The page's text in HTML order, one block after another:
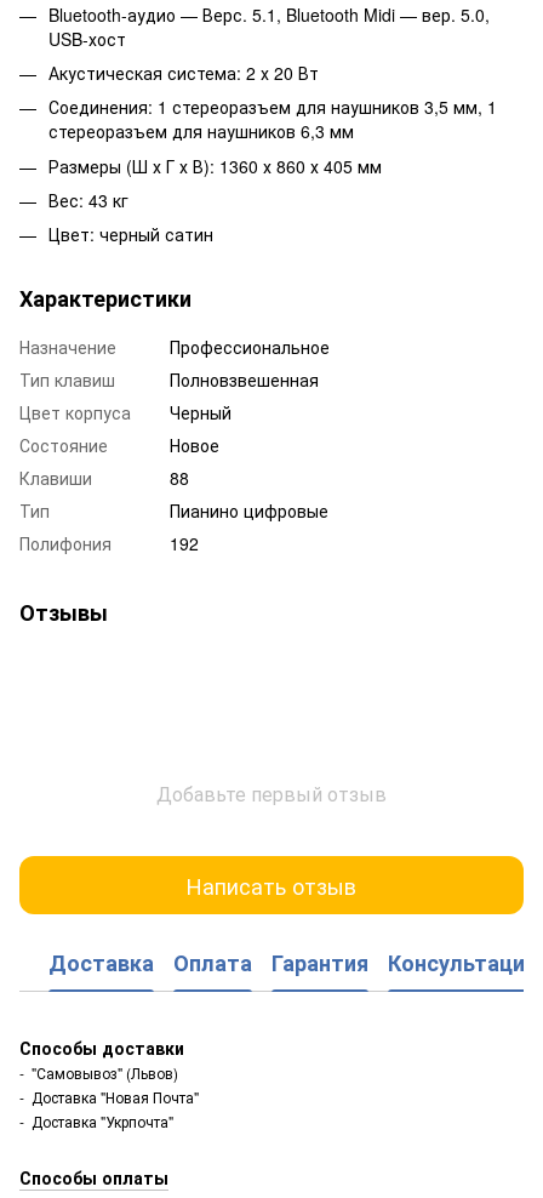
Bluetooth-аудио — Верс. 5.1, Bluetooth Midi — вер. 5.0,
USB-хост
Акустическая система: 2 х 20 Вт
Соединения: 1 стереоразъем для наушников 3,5 мм, 1
стереоразъем для наушников 6,3 мм
Размеры (Ш х Г х В): 1360 х 860 х 405 мм
Вес: 43 кг
Цвет: черный сатин
Характеристики
Назначение
Профессиональное
Тип клавиш
Полновзвешенная
Цвет корпуса
Черный
Состояние
Новое
Клавиши
88
Тип
Пианино цифровые
Полифония
192
Отзывы
Добавьте первый отзыв
Написать отзыв
Доставка Оплата Гарантия Консультация
Способы доставки
- "Самовывоз" (Львов)
- Доставка "Новая Почта"
- Доставка "Укрпочта"
Способы оплаты